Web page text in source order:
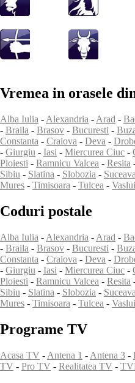
Vremea in orasele
Alba Iulia - Alexandria - Arad -
- Braila - Brasov - Bucuresti -
Constanta - Craiova - Deva -
- Giurgiu - Iasi - Miercurea Ciuc -
Ploiesti - Ramnicu Valcea - Resita
Sibiu - Slatina - Slobozia - Suceava
Mures - Timisoara - Tulcea - Vaslui
Coduri postale
Alba Iulia - Alexandria - Arad -
- Braila - Brasov - Bucuresti -
Constanta - Craiova - Deva -
- Giurgiu - Iasi - Miercurea Ciuc -
Ploiesti - Ramnicu Valcea - Resita
Sibiu - Slatina - Slobozia - Suceava
Mures - Timisoara - Tulcea - Vaslui
Programe TV
Acasa TV - Antena 1 - Antena 3 -
TV - Pro TV - Realitatea TV -